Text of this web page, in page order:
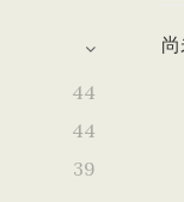
44
44
39